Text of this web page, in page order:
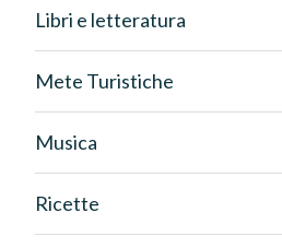
Libri e letteratura
Mete Turistiche
Musica
Ricette